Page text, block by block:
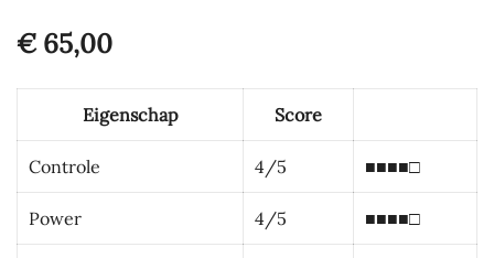
€65,00
Eigenschap Score
Controle 4/5 ■■■■□
Power 4/5 ■■■■□